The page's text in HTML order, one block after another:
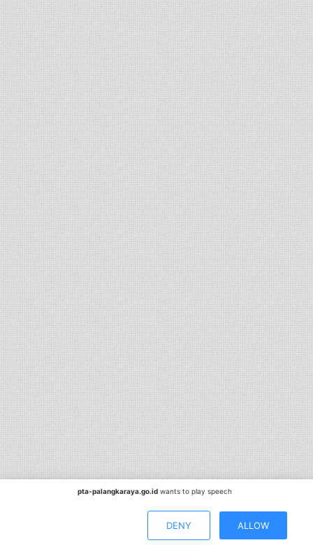
pta-palangkaraya.go.id wants to play speech
DENY ALLOW